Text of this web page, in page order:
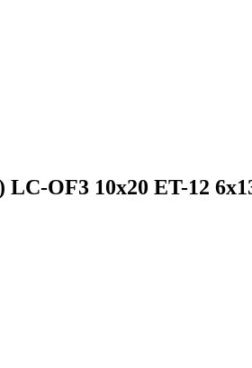
OF3 10x20 ET-12